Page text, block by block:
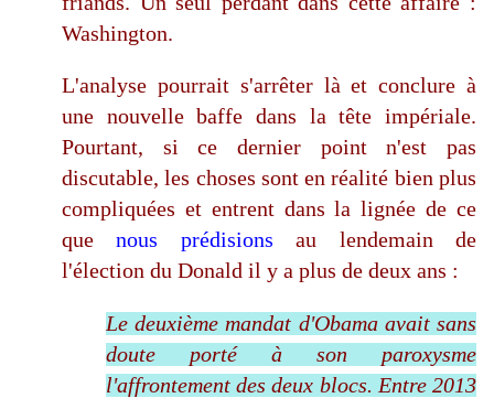
Washington.
L'analyse pourrait s'arrêter là et conclure à
une nouvelle baffe dans la tête impériale.
Pourtant, si ce dernier point n'est pas
discutable, les choses sont en réalité bien plus
compliquées et entrent dans la lignée de ce
quenous prédisions au lendemain de
l'élection du Donald il y a plus de deux ans :
Le deuxième mandat d'Obama avait sans
doute porté à son paroxysme
l'affrontement des deux blocs. Entre 2013